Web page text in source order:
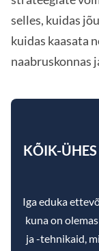
selles, kuidas
kuidas kaasata
naabruskonnas
KÕIK-
Iga eduka
kuna on
ja -tehnikaid,